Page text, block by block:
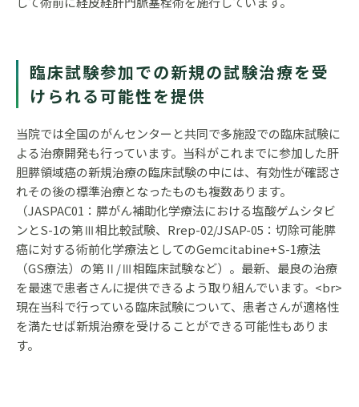
臨床試験参加での新規の試験治療を受
けられる可能性を提供
当院では全国のがんセンターと共同で多施設での臨床試験に
よる治療開発も行っています。当科がこれまでに参加した肝
胆膵領域癌の新規治療の臨床試験の中には、有効性が確認さ
れその後の標準治療となったものも複数あります。
（JASPAC01：膵がん補助化学療法における塩酸ゲムシタビ
ンとS-1の第Ⅲ相比較試験、Rrep-02/JSAP-05：切除可能膵
癌に対する術前化学療法としてのGemcitabine+S-1療法
（GS療法）の第Ⅱ/Ⅲ相臨床試験など）。最新、最良の治療
を最速で患者さんに提供できるよう取り組んでいます。<br>
現在当科で行っている臨床試験について、患者さんが適格性
を満たせば新規治療を受けることができる可能性もありま
す。